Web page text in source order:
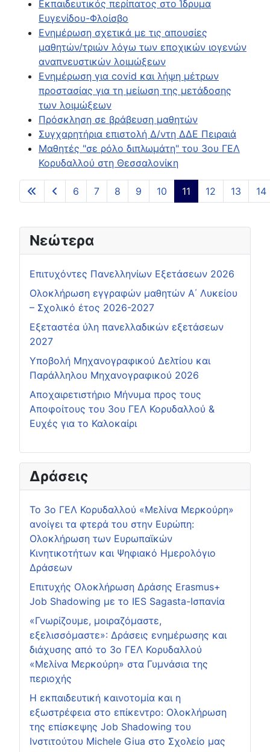
Νεώτερα
Επιτυχόντες Πανελληνίων Εξετάσεων 2026
Ολοκλήρωση εγγραφών μαθητών Α΄ Λυκείου
– Σχολικό έτος 2026-2027
Εξεταστέα ύλη πανελλαδικών εξετάσεων
2027
Υποβολή Μηχανογραφικού Δελτίου και
Παράλληλου Μηχανογραφικού 2026
Αποχαιρετιστήριο Μήνυμα προς τους
Αποφοίτους του 3ου ΓΕΛ Κορυδαλλού &
Ευχές για το Καλοκαίρι
Δράσεις
Το 3ο ΓΕΛ Κορυδαλλού «Μελίνα Μερκούρη»
ανοίγει τα φτερά του στην Ευρώπη:
Ολοκλήρωση των Ευρωπαϊκών
Κινητικοτήτων και Ψηφιακό Ημερολόγιο
Δράσεων
Επιτυχής Ολοκλήρωση Δράσης Erasmus+
Job Shadowing με το IES Sagasta-Ισπανία
«Γνωρίζουμε, μοιραζόμαστε,
εξελισσόμαστε»: Δράσεις ενημέρωσης και
διάχυσης από το 3ο ΓΕΛ Κορυδαλλού
«Μελίνα Μερκούρη» στα Γυμνάσια της
περιοχής
Η εκπαιδευτική καινοτομία και η
εξωστρέφεια στο επίκεντρο: Ολοκλήρωση
της επίσκεψης Job Shadowing του
Ινστιτούτου Michele Giua στο Σχολείο μας
Εκπαιδευτικός περίπατος στο Ίδρυμα
Ευγενίδου-Φλοίσβο
Ενημέρωση σχετικά με τις απουσίες
μαθητών/τριών λόγω των εποχικών ιογενών
αναπνευστικών λοιμώξεων
Ενημέρωση για covid και λήψη μέτρων
προστασίας για τη μείωση της μετάδοσης
των λοιμώξεων
Πρόσκληση σε βράβευση μαθητών
Συγχαρητήρια επιστολή Δ/ντη ΔΔΕ Πειραιά
Μαθητές "σε ρόλο διπλωμάτη" του 3ου ΓΕΛ
Κορυδαλλού στη Θεσσαλονίκη
Page 11 of 15
6 7 8 9 10 11 12 13 14